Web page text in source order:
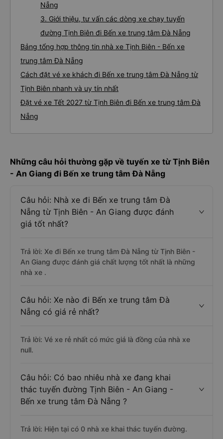
Nẵng
3. Giới thiệu, tư vấn các dòng xe chạy tuyến
đường Tịnh Biên đi Bến xe trung tâm Đà Nẵng
Bảng tổng hợp thông tin nhà xe Tịnh Biên - Bến xe
trung tâm Đà Nẵng
Cách đặt vé xe khách đi Bến xe trung tâm Đà Nẵng từ
Tịnh Biên nhanh và uy tín nhất
Đặt vé xe Tết 2027 từ Tịnh Biên đi Bến xe trung tâm Đà
Nẵng
Những câu hỏi thường gặp về tuyến xe từ Tịnh Biên
- An Giang đi Bến xe trung tâm Đà Nẵng
Câu hỏi: Nhà xe đi Bến xe trung tâm Đà
Nẵng từ Tịnh Biên - An Giang được đánh
giá tốt nhất?
Trả lời: Xe đi Bến xe trung tâm Đà Nẵng từ Tịnh Biên -
An Giang được đánh giá chất lượng tốt nhất là những
nhà xe .
Câu hỏi: Xe nào đi Bến xe trung tâm Đà
Nẵng có giá rẻ nhất?
Trả lời: Vé xe rẻ nhất có mức giá là đồng của nhà xe
null.
Câu hỏi: Có bao nhiêu nhà xe đang khai
thác tuyến đường Tịnh Biên - An Giang -
Bến xe trung tâm Đà Nẵng ?
Trả lời: Hiện tại có 0 nhà xe khai thác tuyến đường.